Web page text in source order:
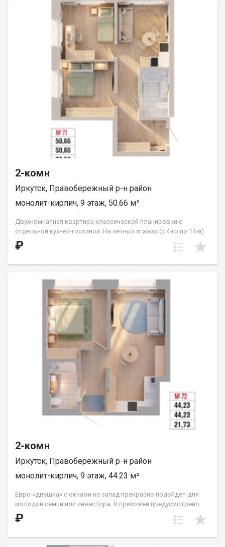
«ДЕСС-Инвест» (Группа строительных компаний «Восток
Центр Иркутск»)
2-комн
Иркутск, Правобережный р-н район
монолит-кирпич, 9 этаж, 50.66 м²
Двухкомнатная квартира классической планировки с
отдельной кухней-гостиной. На чётных этажах (с 4-го по 14-й)
из кухни предусмотрен выход на французский балкон.
Расположение квартиры — угловое, с выходом на солнечную
строительных компаний «Восток Центр Иркутск»)
₽
2-комн
Иркутск, Правобережный р-н район
монолит-кирпич, 9 этаж, 44.23 м²
Евро-«двушка» с окнами на запад прекрасно подойдет для
молодой семьи или инвестора. В прихожей предусмотрено
место для вместительной гардеробной комнаты, которая
спрячет в себя не только сезонные вещи, но и спортивное или
₽